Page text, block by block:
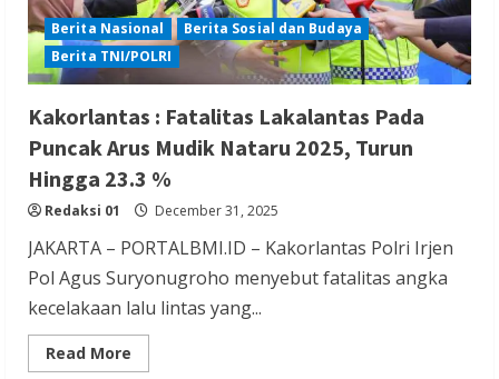
Berita Nasional
Berita Sosial dan Budaya
Berita TNI/POLRI
Kakorlantas : Fatalitas Lakalantas Pada
Puncak Arus Mudik Nataru 2025, Turun
Hingga 23.3 %
Redaksi 01 December 31, 2025
JAKARTA – PORTALBMI.ID – Kakorlantas Polri Irjen
Pol Agus Suryonugroho menyebut fatalitas angka
kecelakaan lalu lintas yang...
Read More
more